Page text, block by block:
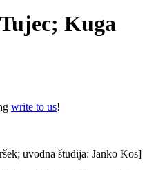
Tujec; Kuga
write to us!
uvodna študija: Janko Kos]